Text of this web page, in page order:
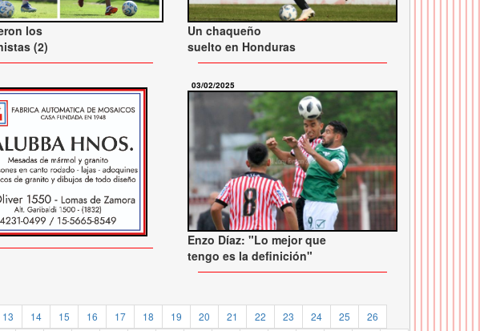
los
(2)
Un chaqueño
suelto en Honduras
03/02/2025
Enzo Díaz: "Lo mejor que
tengo es la definición"
13 14 15 16 17 18 19 20 21 22 23 24 25 26